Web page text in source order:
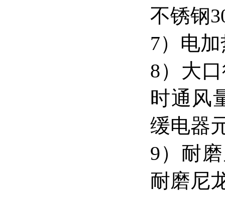
不锈钢
7）电
8）大
时通风
缓电器
9）耐
耐磨尼